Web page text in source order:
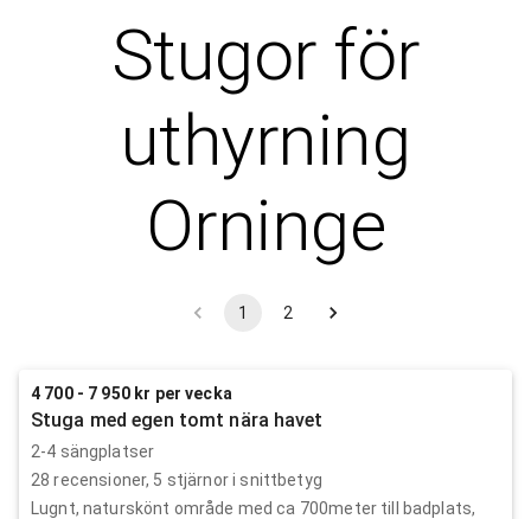
Stugor för
uthyrning
Orninge
1 2
4 700 - 7 950 kr per vecka
Stuga med egen tomt nära havet
2-4 sängplatser
28 recensioner, 5 stjärnor i snittbetyg
Lugnt, naturskönt område med ca 700meter till badplats,